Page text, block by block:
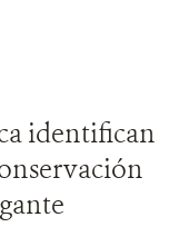
identifican